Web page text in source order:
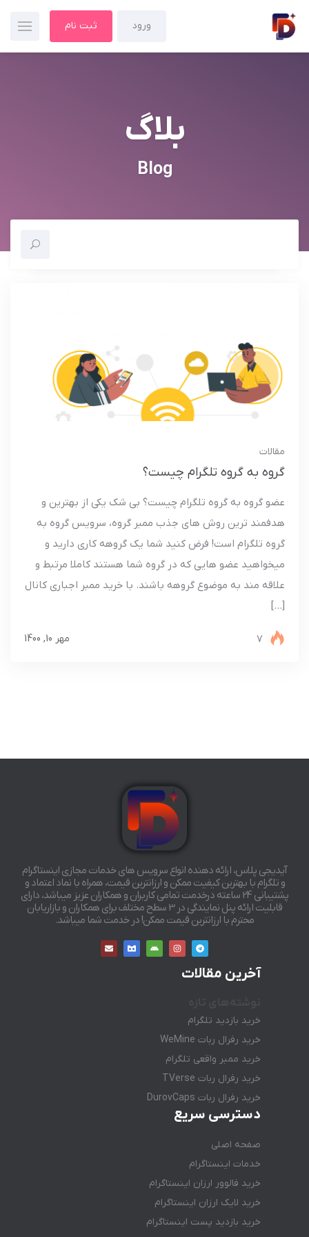
ورود ثبت نام
بلاگ
Blog
مقالات
گروه به گروه تلگرام چیست؟
عضو گروه به گروه تلگرام چیست؟ بی شک یکی از بهترین و
هدفمند ترین روش های جذب ممبر گروه، سرویس گروه به
گروه تلگرام است! فرض کنید شما یک گروهه کاری دارید و
میخواهید عضو هایی که در گروه شما هستند کاملا مرتبط و
علاقه مند به موضوع گروهه باشند. با خرید ممبر اجباری کانال
[…]
مهر 10, 1400 7
آیدیجی پلاس، ارائه دهنده انواع سرویس های خدمات مجازی اینستاگرام
و تلگرام با بهترین کیفیت ممکن و ارزانترین قیمت، همراه با نماد اعتماد و
پشتیبانی 24 ساعته درخدمت تمامی کاربران و همکاران عزیز میباشد، دارای
قابلیت ارائه پنل نمایندگی در 3 سطح مختلف برای همکاران و بازاریابان
محترم با ارزانترین قیمت ممکن! در خدمت شما میباشد.
آخرین مقالات
خرید بازدید تلگرام
خرید رفرال ربات WeMine
خرید ممبر واقعی تلگرام
خرید رفرال ربات TVerse
خرید رفرال ربات DurovCaps
دسترسی سریع
صفحه اصلی
خدمات اینستاگرام
خرید فالوور ارزان اینستاگرام
خرید لایک ارزان اینستاگرام
خرید بازدید پست اینستاگرام